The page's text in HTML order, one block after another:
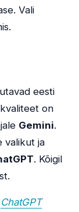
Vali
eesti
on
Gemini.
valikut ja
. Kõigil
ChatGPT